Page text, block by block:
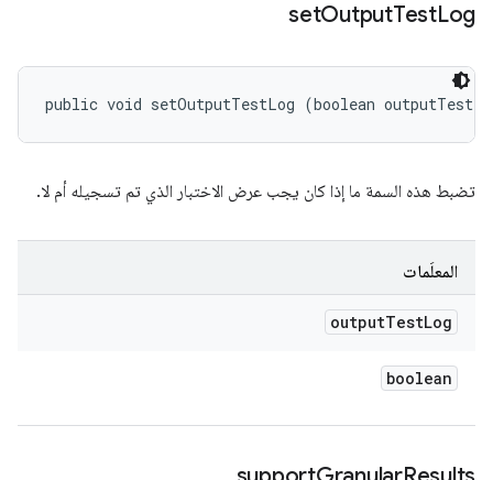
setOutputTestLog
public void setOutputTestLog (boolean
تضبط هذه السمة ما إذا كان يجب عرض الاختبار الذي تم تسجيله أم لا.
المعلَمات
outputTestLog
boolean